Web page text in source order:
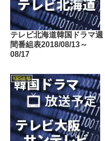
テレビ北海道韓国ドラマ週
間番組表2018/08/13～
08/17
KBS京都